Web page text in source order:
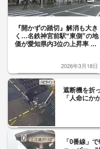
『開かずの踏切』解消も大き
く…名鉄神宮前駅“東側”の地
価が愛知県内3位の上昇率 ...
2026年3月18日
遮断機を折
「人命にか
「0番線」